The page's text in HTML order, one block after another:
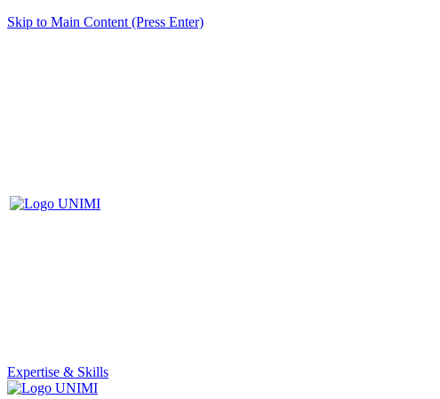
Skip to Main Content (Press Enter)
Expertise & Skills